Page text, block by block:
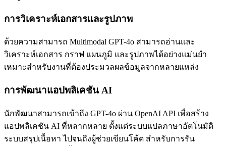
การวิเคราะห์เอกสารและรูปภาพ
ด้วยความสามารถ Multimodal GPT-4o สามารถอ่านและ
วิเคราะห์เอกสาร กราฟ แผนภูมิ และรูปภาพได้อย่างแม่นยำ
เหมาะสำหรับงานที่ต้องประมวลผลข้อมูลจากหลายแหล่ง
การพัฒนาแอปพลิเคชัน AI
นักพัฒนาสามารถเข้าถึง GPT-4o ผ่าน OpenAI API เพื่อสร้าง
แอปพลิเคชัน AI ที่หลากหลาย ตั้งแต่ระบบแปลภาษาอัตโนมัติ
ระบบสรุปเนื้อหา ไปจนถึงผู้ช่วยเขียนโค้ด สำหรับการรัน